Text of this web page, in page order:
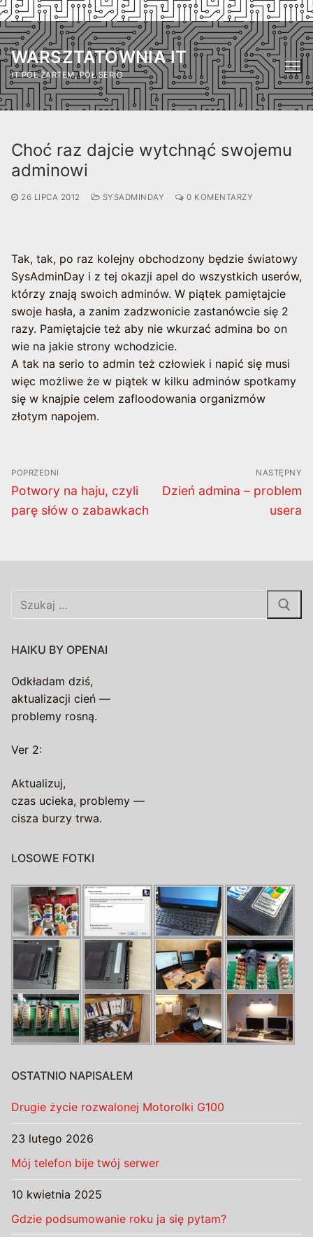
Przejdź
do
treści
WARSZTATOWNIA IT
IT PÓŁ ŻARTEM, PÓŁ SERIO
Choć raz dajcie wytchnąć swojemu
adminowi
26 LIPCA 2012 SYSADMINDAY 0 KOMENTARZY
Tak, tak, po raz kolejny obchodzony będzie światowy
SysAdminDay i z tej okazji apel do wszystkich userów,
którzy znają swoich adminów. W piątek pamiętajcie
swoje hasła, a zanim zadzwonicie zastanówcie się 2
razy. Pamiętajcie też aby nie wkurzać admina bo on
wie na jakie strony wchodzicie.
A tak na serio to admin też człowiek i napić się musi
więc możliwe że w piątek w kilku adminów spotkamy
się w knajpie celem zafloodowania organizmów
złotym napojem.
Nawigacja
wpisu
POPRZEDNI
Poprzedni
wpis:
Potwory na haju, czyli
parę słów o zabawkach
NASTĘPNY
Następny
Dzień admina – problem
usera
Szukaj:
HAIKU BY OPENAI
Odkładam dziś,
aktualizacji cień —
problemy rosną.
Ver 2:
Aktualizuj,
czas ucieka, problemy —
cisza burzy trwa.
LOSOWE FOTKI
OSTATNIO NAPISAŁEM
Drugie życie rozwalonej Motorolki G100
23 lutego 2026
Mój telefon bije twój serwer
10 kwietnia 2025
Gdzie podsumowanie roku ja się pytam?